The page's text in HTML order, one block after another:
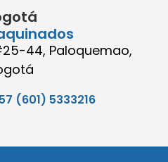
44, Paloquemao,
(601) 5333216